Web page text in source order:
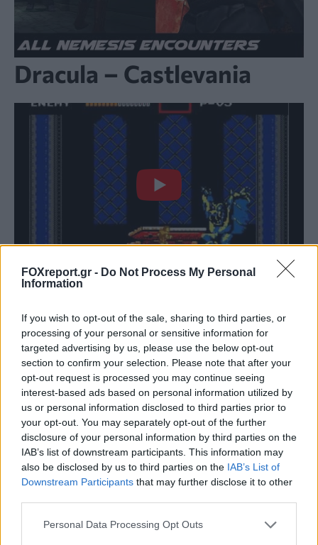
FOXreport.gr - Do Not Process My Personal
Information
If you wish to opt-out of the sale, sharing to third parties, or
processing of your personal or sensitive information for
targeted advertising by us, please use the below opt-out
section to confirm your selection. Please note that after your
opt-out request is processed you may continue seeing
interest-based ads based on personal information utilized by
us or personal information disclosed to third parties prior to
your opt-out. You may separately opt-out of the further
disclosure of your personal information by third parties on the
IAB’s list of downstream participants. This information may
also be disclosed by us to third parties on the IAB’s List of
Downstream Participants that may further disclose it to other
Personal Data Processing Opt Outs
Dracula – Castlevania
Psycho Mantis – Metal
Gear Solid
Goro – Mortal Kombat